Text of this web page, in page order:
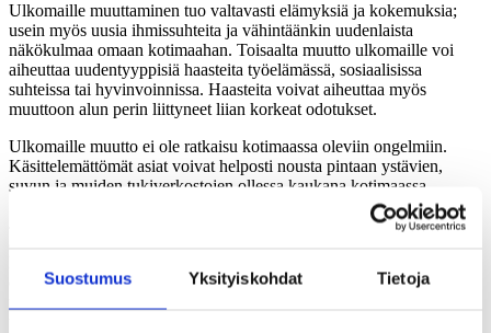
Suostumus Yksityiskohdat Tietoja
Ulkomaille muuttaminen tuo valtavasti elämyksiä ja kokemuksia;
usein myös uusia ihmissuhteita ja vähintäänkin uudenlaista
näkökulmaa omaan kotimaahan. Toisaalta muutto ulkomaille voi
aiheuttaa uudentyyppisiä haasteita työelämässä, sosiaalisissa
suhteissa tai hyvinvoinnissa. Haasteita voivat aiheuttaa myös
muuttoon alun perin liittyneet liian korkeat odotukset.
Ulkomaille muutto ei ole ratkaisu kotimaassa oleviin ongelmiin.
Käsittelemättömät asiat voivat helposti nousta pintaan ystävien,
suvun ja muiden tukiverkostojen ollessa kaukana kotimaassa.
Jokainen muutto ja jokainen kohdemaa on erilainen. Muuttaja käy
elämäänsä. Vaikutukset ovat sitä voimakkaampia, mitä erilaisempi